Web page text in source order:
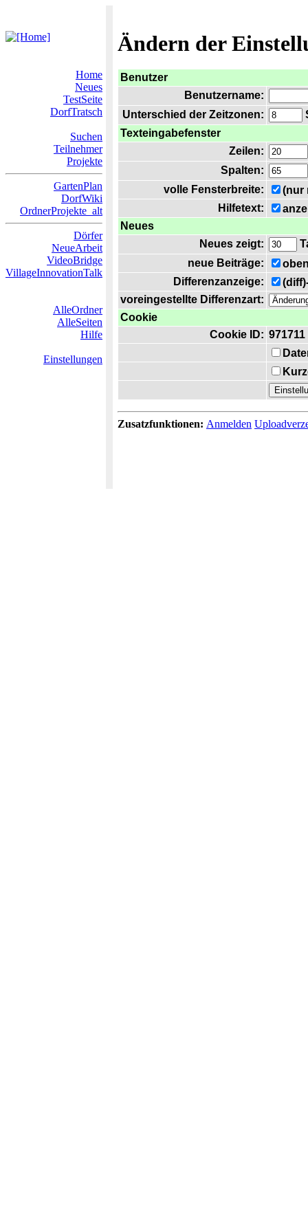
Ändern der
Home
Neues
TestSeite
DorfTratsch
Suchen
Teilnehmer
Projekte
GartenPlan
DorfWiki
OrdnerProjekte_alt
Dörfer
NeueArbeit
VideoBridge
VillageInnovationTalk
AlleOrdner
AlleSeiten
Hilfe
Einstellungen
Benutzer
Benutzername:
Unterschied der Zeitzonen:
Texteingabefenster
Zeilen:
Spalten:
volle Fensterbreite:
(nur
Hilfetext:
Neues
Neues zeigt:
neue Beiträge:
Differenzanzeige:
voreingestellte Differenzart:
Cookie
Cookie ID: 971711
Zusatzfunktionen: Anmelden